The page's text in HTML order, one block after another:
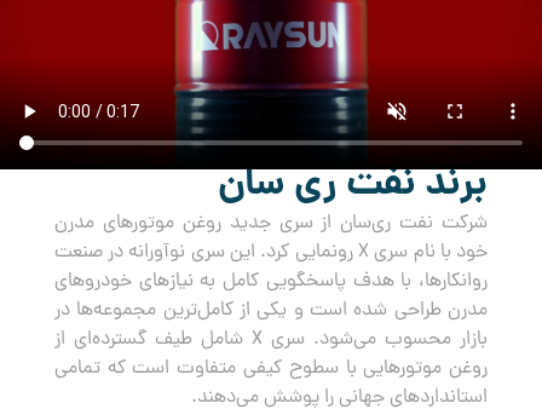
برند نفت ری سان
شرکت نفت ری‌سان از سری جدید روغن‌ موتورهای مدرن
خود با نام سری X رونمایی کرد. این سری نوآورانه در صنعت
روانکارها، با هدف پاسخگویی کامل به نیازهای خودروهای
مدرن طراحی شده است و یکی از کامل‌ترین مجموعه‌ها در
بازار محسوب می‌شود. سری X شامل طیف گسترده‌ای از
روغن‌ موتورهایی با سطوح کیفی متفاوت است که تمامی
استانداردهای جهانی را پوشش می‌دهند.